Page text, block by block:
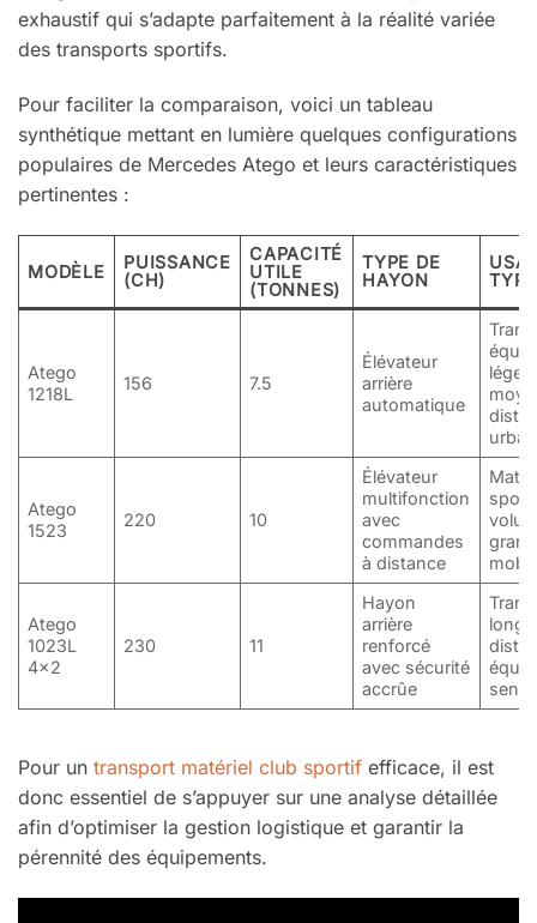
exhaustif qui s’adapte parfaitement à la réalité variée
des transports sportifs.
Pour faciliter la comparaison, voici un tableau
synthétique mettant en lumière quelques configurations
populaires de Mercedes Atego et leurs caractéristiques
pertinentes :
MODÈLE
PUISSANCE
(CH)
CAPACITÉ
UTILE
(TONNES)
TYPE DE
HAYON
Atego
1218L
156 7.5
Élévateur
arrière
automatique
Atego
1523
220 10
Élévateur
multifonction
avec
commandes
à distance
Atego
1023L
4×2
230 11
Hayon
arrière
renforcé
avec sécurité
accrûe
Pour un transport matériel club sportif efficace, il est
donc essentiel de s’appuyer sur une analyse détaillée
afin d’optimiser la gestion logistique et garantir la
pérennité des équipements.